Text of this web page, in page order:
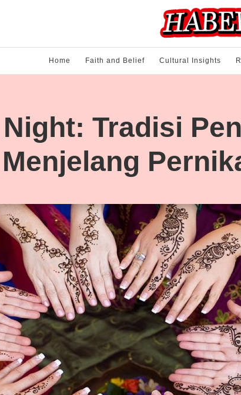
Home Faith and Belief Cultural Insights
Tradisi